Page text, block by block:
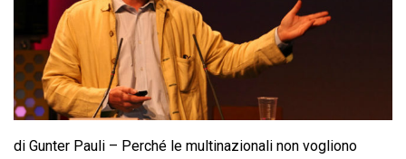
di Gunter Pauli – Perché le multinazionali non vogliono